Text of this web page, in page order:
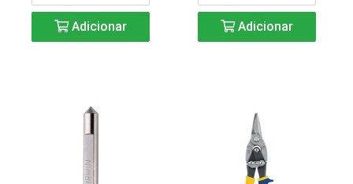
Adicionar Adicionar